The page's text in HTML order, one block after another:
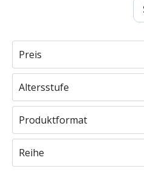
Preis
Altersstufe
Produktformat
Reihe